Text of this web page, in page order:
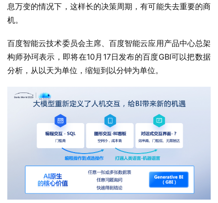
息万变的情况下，这样长的决策周期，有可能失去重要的商
机。
百度智能云技术委员会主席、百度智能云应用产品中心总架
构师孙珂表示，即将在10月17日发布的百度GBI可以把数据
分析，从以天为单位，缩短到以分钟为单位。